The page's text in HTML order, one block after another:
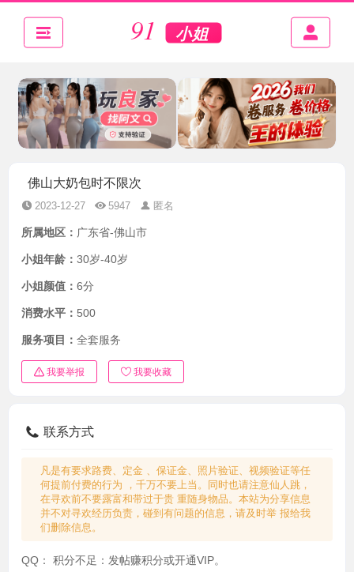
佛山大奶包时不限次
2023-12-27 5947 匿名
所属地区： 广东省-佛山市
小姐年龄： 30岁-40岁
小姐颜值： 6分
消费水平： 500
服务项目： 全套服务
我要举报 我要收藏
联系方式
凡是有要求路费、定金 、保证金、照片验证、视频验证等任
何提前付费的行为 ，千万不要上当。同时也请注意仙人跳，
在寻欢前不要露富和带过于贵 重随身物品。本站为分享信息
并不对寻欢经历负责，碰到有问题的信息，请及时举 报给我
们删除信息。
QQ： 积分不足：发帖赚积分或开通VIP。